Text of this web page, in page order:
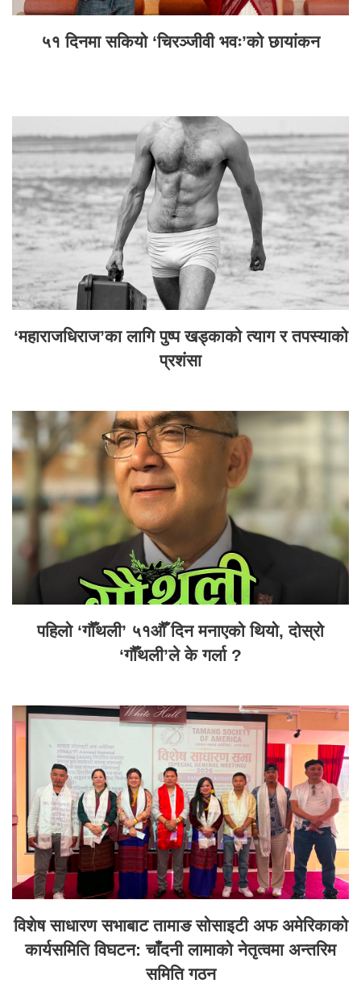
५१ दिनमा सकियो ‘चिरञ्जीवी भवः’को छायांकन
‘महाराजधिराज’का लागि पुष्प खड्काको त्याग र तपस्याको
प्रशंसा
पहिलो ‘गौँथली’ ५१औँ दिन मनाएको थियो, दोस्रो
‘गौँथली’ले के गर्ला ?
विशेष साधारण सभाबाट तामाङ सोसाइटी अफ अमेरिकाको
कार्यसमिति विघटन: चाँदनी लामाको नेतृत्वमा अन्तरिम
समिति गठन